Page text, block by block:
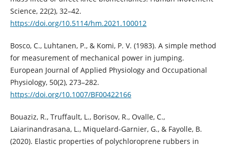
Science, 22(2), 32–42.
https://doi.org/10.5114/hm.2021.100012
Bosco, C., Luhtanen, P., & Komi, P. V. (1983). A simple method
for measurement of mechanical power in jumping.
European Journal of Applied Physiology and Occupational
Physiology, 50(2), 273–282.
https://doi.org/10.1007/BF00422166
Bouaziz, R., Truffault, L., Borisov, R., Ovalle, C.,
Laiarinandrasana, L., Miquelard-Garnier, G., & Fayolle, B.
(2020). Elastic properties of polychloroprene rubbers in